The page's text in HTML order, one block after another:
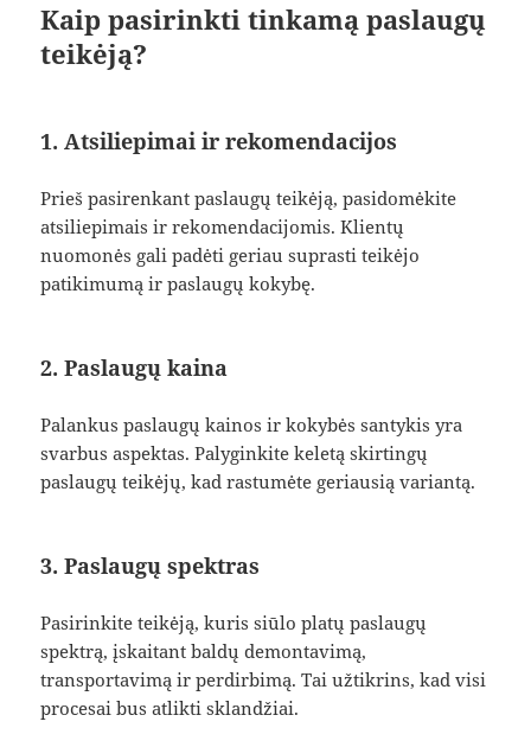
Kaip pasirinkti tinkamą paslaugų
teikėją?
1. Atsiliepimai ir rekomendacijos
Prieš pasirenkant paslaugų teikėją, pasidomėkite
atsiliepimais ir rekomendacijomis. Klientų
nuomonės gali padėti geriau suprasti teikėjo
patikimumą ir paslaugų kokybę.
2. Paslaugų kaina
Palankus paslaugų kainos ir kokybės santykis yra
svarbus aspektas. Palyginkite keletą skirtingų
paslaugų teikėjų, kad rastumėte geriausią variantą.
3. Paslaugų spektras
Pasirinkite teikėją, kuris siūlo platų paslaugų
spektrą, įskaitant baldų demontavimą,
transportavimą ir perdirbimą. Tai užtikrins, kad visi
procesai bus atlikti sklandžiai.